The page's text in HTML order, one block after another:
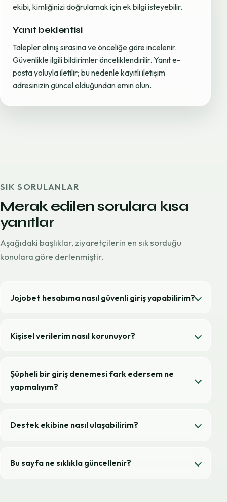
ekibi, kimliğinizi doğrulamak için ek bilgi isteyebilir.
Yanıt beklentisi
Talepler alınış sırasına ve önceliğe göre incelenir.
Güvenlikle ilgili bildirimler önceliklendirilir. Yanıt e-
posta yoluyla iletilir; bu nedenle kayıtlı iletişim
adresinizin güncel olduğundan emin olun.
SIK SORULANLAR
Merak edilen sorulara kısa
yanıtlar
Aşağıdaki başlıklar, ziyaretçilerin en sık sorduğu
konulara göre derlenmiştir.
Jojobet hesabıma nasıl güvenli giriş yapabilirim?
Kişisel verilerim nasıl korunuyor?
Şüpheli bir giriş denemesi fark edersem ne
yapmalıyım?
Destek ekibine nasıl ulaşabilirim?
Bu sayfa ne sıklıkla güncellenir?